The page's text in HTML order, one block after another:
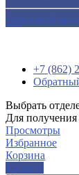
Обратный
+7 (862)
Выбрать
Для получения
Просмотры
Избранное
Корзина
Каталог